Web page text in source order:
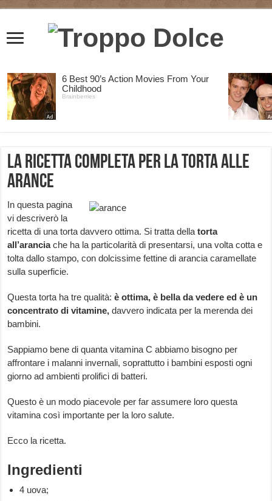
La ricetta completa per la torta alle
arance
In questa pagina
vi descriverò la
ricetta di una torta davvero ottima. Si tratta dellatorta
all’aranciache ha la particolarità di presentarsi, una volta cotta e
tolta dallo stampo, con dolcissime fettine di arancia caramellate
sulla superficie.
Questa torta ha tre qualità: è ottima, è bella da vedere ed è un
concentrato di vitamine, davvero indicata per la merenda dei
bambini.
Sappiamo bene di quanta vitamina C abbiamo bisogno per
affrontare i malanni invernali, soprattutto i bambini esposti ogni
giorno ad ambienti prolifici di batteri.
Questo è un modo piacevole per far assumere loro questa
vitamina così importante per la loro salute.
Ecco la ricetta.
Ingredienti
4 uova;